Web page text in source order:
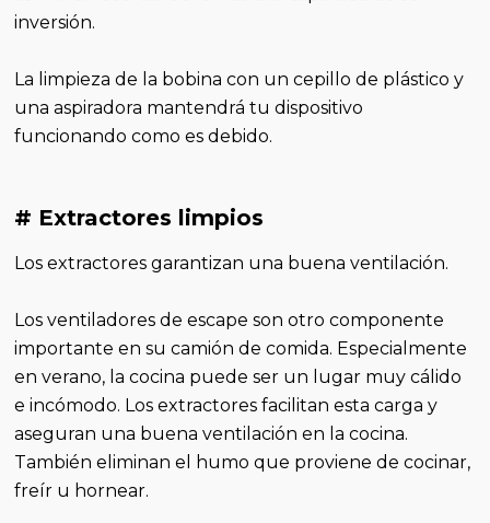
inversión.
La limpieza de la bobina con un cepillo de plástico y
una aspiradora mantendrá tu dispositivo
funcionando como es debido.
# Extractores limpios
Los extractores garantizan una buena ventilación.
Los ventiladores de escape son otro componente
importante en su camión de comida. Especialmente
en verano, la cocina puede ser un lugar muy cálido
e incómodo. Los extractores facilitan esta carga y
aseguran una buena ventilación en la cocina.
También eliminan el humo que proviene de cocinar,
freír u hornear.